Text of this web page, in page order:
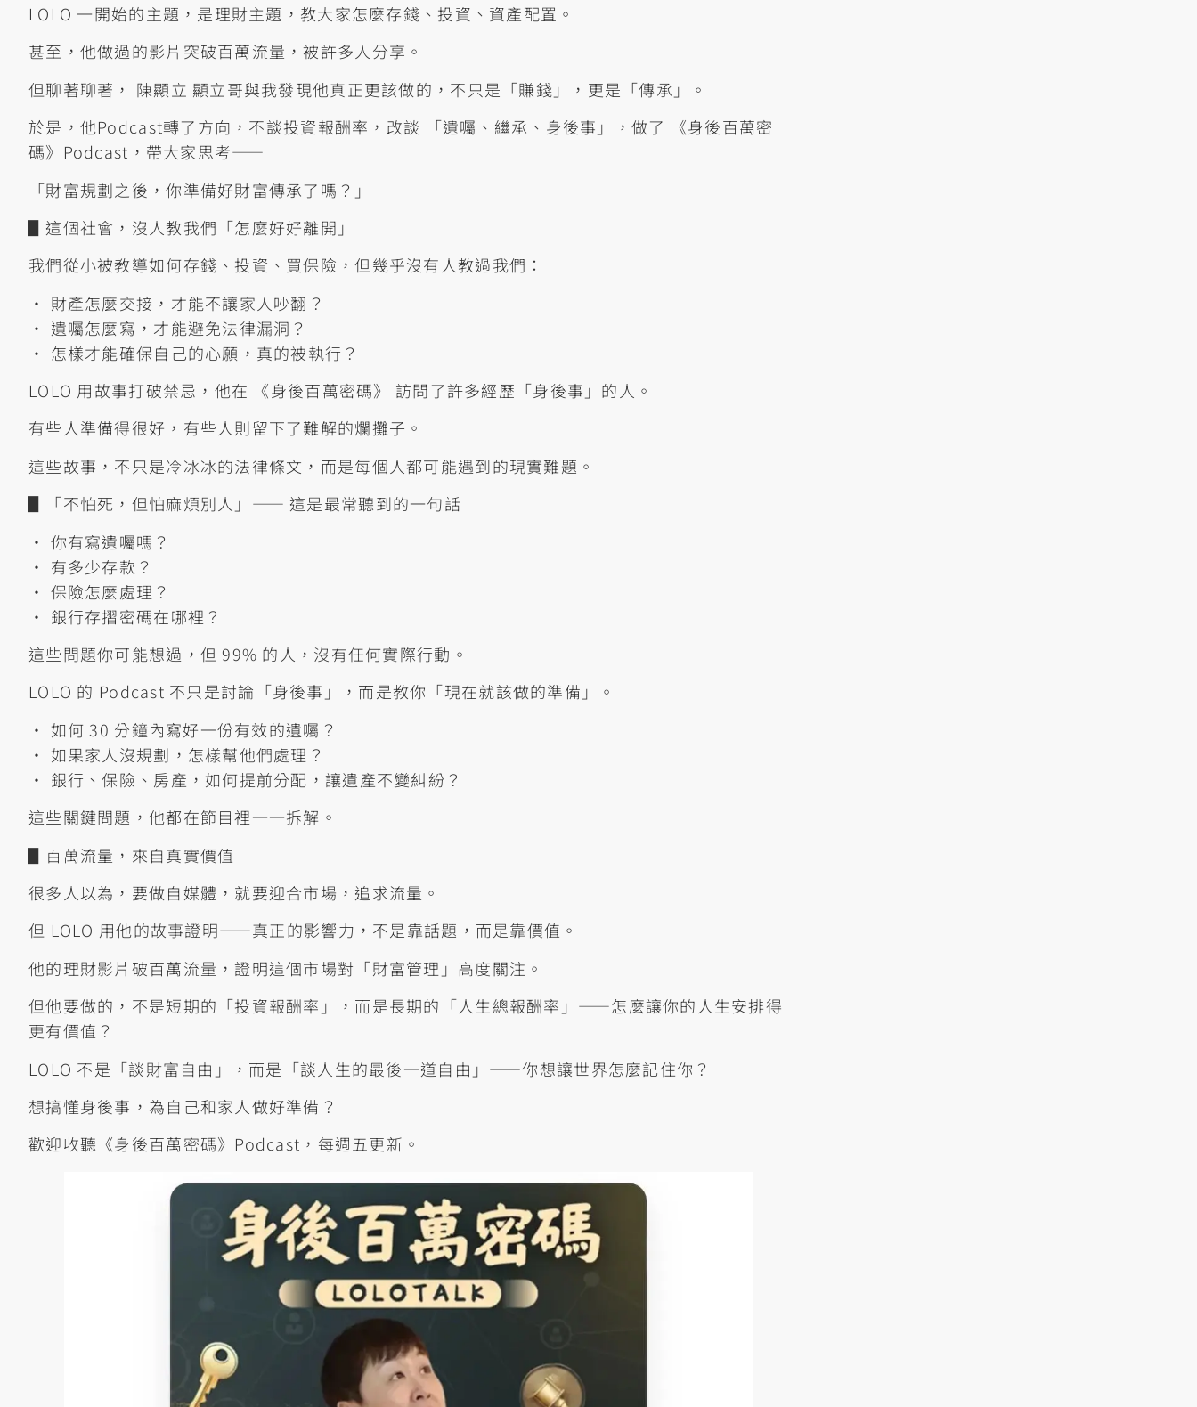
LOLO 一開始的主題，是理財主題，教大家怎麼存錢、投資、資產配置。
甚至，他做過的影片突破百萬流量，被許多人分享。
但聊著聊著， 陳顯立 顯立哥與我發現他真正更該做的，不只是「賺錢」，更是「傳承」。
於是，他Podcast轉了方向，不談投資報酬率，改談 「遺囑、繼承、身後事」，做了 《身後百萬密
碼》Podcast，帶大家思考——
「財富規劃之後，你準備好財富傳承了嗎？」
▋這個社會，沒人教我們「怎麼好好離開」
我們從小被教導如何存錢、投資、買保險，但幾乎沒有人教過我們：
• 財產怎麼交接，才能不讓家人吵翻？
• 遺囑怎麼寫，才能避免法律漏洞？
• 怎樣才能確保自己的心願，真的被執行？
LOLO 用故事打破禁忌，他在 《身後百萬密碼》 訪問了許多經歷「身後事」的人。
有些人準備得很好，有些人則留下了難解的爛攤子。
這些故事，不只是冷冰冰的法律條文，而是每個人都可能遇到的現實難題。
▋「不怕死，但怕麻煩別人」—— 這是最常聽到的一句話
• 你有寫遺囑嗎？
• 有多少存款？
• 保險怎麼處理？
• 銀行存摺密碼在哪裡？
這些問題你可能想過，但 99% 的人，沒有任何實際行動。
LOLO 的 Podcast 不只是討論「身後事」，而是教你「現在就該做的準備」。
• 如何 30 分鐘內寫好一份有效的遺囑？
• 如果家人沒規劃，怎樣幫他們處理？
• 銀行、保險、房產，如何提前分配，讓遺產不變糾紛？
這些關鍵問題，他都在節目裡一一拆解。
▋百萬流量，來自真實價值
很多人以為，要做自媒體，就要迎合市場，追求流量。
但 LOLO 用他的故事證明——真正的影響力，不是靠話題，而是靠價值。
他的理財影片破百萬流量，證明這個市場對「財富管理」高度關注。
但他要做的，不是短期的「投資報酬率」，而是長期的「人生總報酬率」——怎麼讓你的人生安排得
更有價值？
LOLO 不是「談財富自由」，而是「談人生的最後一道自由」——你想讓世界怎麼記住你？
想搞懂身後事，為自己和家人做好準備？
歡迎收聽《身後百萬密碼》Podcast，每週五更新。